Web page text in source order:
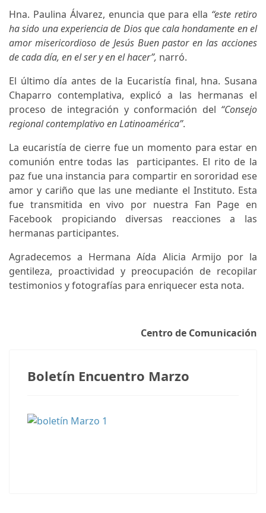
Hna. Paulina Álvarez, enuncia que para ella “este retiro
ha sido una experiencia de Dios que cala hondamente en el
amor misericordioso de Jesús Buen pastor en las acciones
de cada día, en el ser y en el hacer”, narró.
El último día antes de la Eucaristía final, hna. Susana
Chaparro contemplativa, explicó a las hermanas el
proceso de integración y conformación del “Consejo
regional contemplativo en Latinoamérica”.
La eucaristía de cierre fue un momento para estar en
comunión entre todas las participantes. El rito de la
paz fue una instancia para compartir en sororidad ese
amor y cariño que las une mediante el Instituto. Esta
fue transmitida en vivo por nuestra Fan Page en
Facebook propiciando diversas reacciones a las
hermanas participantes.
Agradecemos a Hermana Aída Alicia Armijo por la
gentileza, proactividad y preocupación de recopilar
testimonios y fotografías para enriquecer esta nota.
Centro de Comunicación
Boletín Encuentro Marzo